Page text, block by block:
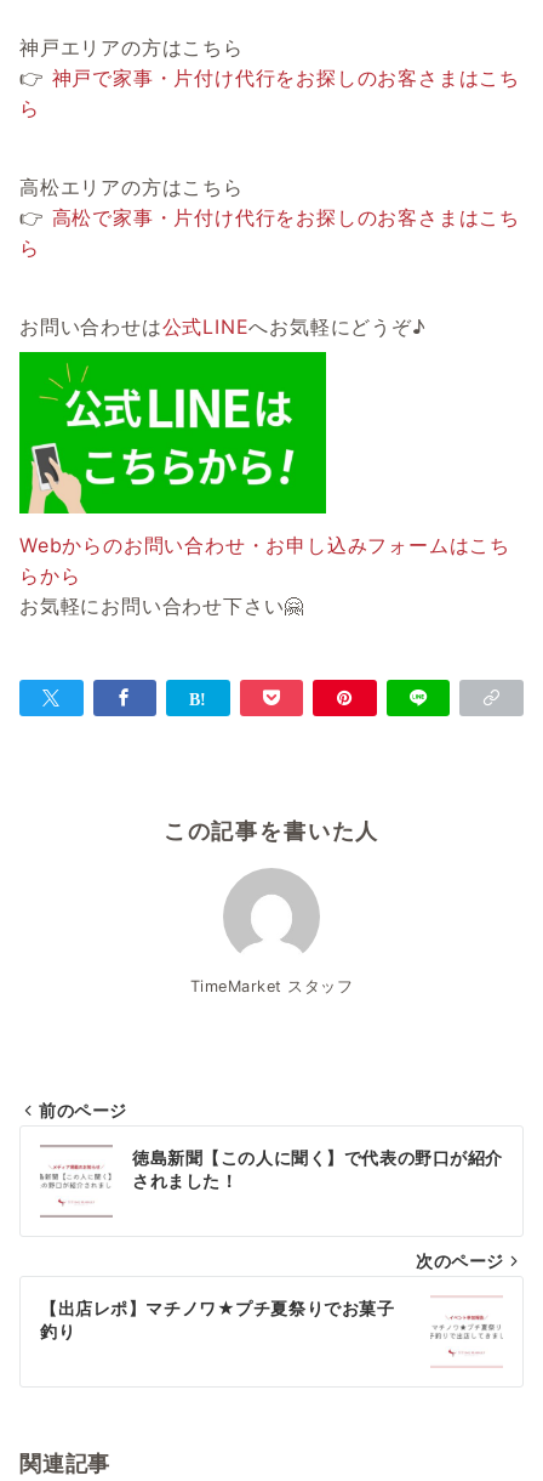
神戸エリアの方はこちら
👉 神戸で家事・片付け代行をお探しのお客さまはこち
ら
高松エリアの方はこちら
👉 高松で家事・片付け代行をお探しのお客さまはこち
ら
お問い合わせは公式LINEへお気軽にどうぞ♪
Webからのお問い合わせ・お申し込みフォームはこち
らから
お気軽にお問い合わせ下さい🤗
この記事を書いた人
TimeMarket スタッフ
投
稿
ナ
ビ
シ
前のページ
徳島新聞【この人に聞く】で代表の野口が紹介
されました！
次のページ
【出店レポ】マチノワ★プチ夏祭りでお菓子
釣り
関連記事